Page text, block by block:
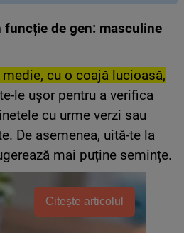
funcție de gen: masculine
cu o coajă lucioasă,
le ușor pentru a verifica
cu urme verzi sau
De asemenea, uită-te la
mai puține semințe.
Citește articolul